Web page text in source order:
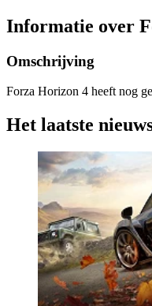
Informatie over
Omschrijving
Forza Horizon 4 heeft nog
Het laatste